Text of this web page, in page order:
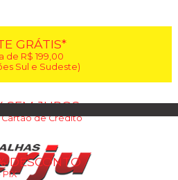
GRÁTIS*
de R$ 199,00
Sul e Sudeste)
SEM JUROS
Cartão de Crédito
DESCONTO
PIX